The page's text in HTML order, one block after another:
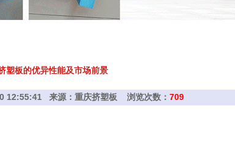
塑板的优异性能及市场前景
12:55:41 来源：重庆挤塑板 浏览次数： 709